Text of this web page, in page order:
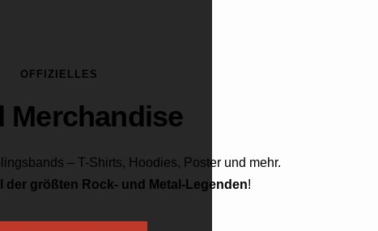
OFFIZIELLES
Merchandise
– T-Shirts, Hoodies, Poster und mehr.
der größten Rock- und Metal-Legenden!